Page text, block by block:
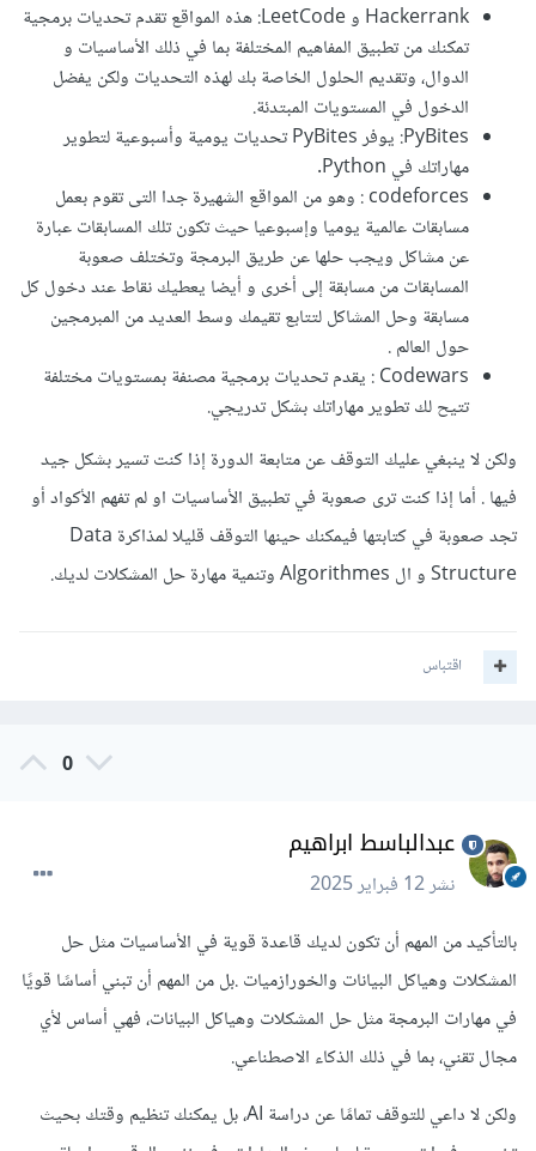
Hackerrank و LeetCode: هذه المواقع تقدم تحديات برمجية
تمكنك من تطبيق المفاهيم المختلفة بما في ذلك الأساسيات و
الدوال، وتقديم الحلول الخاصة بك لهذه التحديات ولكن يفضل
الدخول في المستويات المبتدئة.
PyBites: يوفر PyBites تحديات يومية وأسبوعية لتطوير
مهاراتك في Python.
codeforces : وهو من المواقع الشهيرة جدا التى تقوم بعمل
مسابقات عالمية يوميا وإسبوعيا حيث تكون تلك المسابقات عبارة
عن مشاكل ويجب حلها عن طريق البرمجة وتختلف صعوبة
المسابقات من مسابقة إلى أخرى و أيضا يعطيك نقاط عند دخول كل
مسابقة وحل المشاكل لتتابع تقيمك وسط العديد من المبرمجين
حول العالم .
Codewars : يقدم تحديات برمجية مصنفة بمستويات مختلفة
تتيح لك تطوير مهاراتك بشكل تدريجي.
ولكن لا ينبغي عليك التوقف عن متابعة الدورة إذا كنت تسير بشكل جيد
فيها . أما إذا كنت ترى صعوبة في تطبيق الأساسيات او لم تفهم الأكواد أو
تجد صعوبة في كتابتها فيمكنك حينها التوقف قليلا لمذاكرة Data
Structure و ال Algorithmes وتنمية مهارة حل المشكلات لديك.
اقتباس
0
عبدالباسط ابراهيم
نشر12 فبراير 2025
بالتأكيد من المهم أن تكون لديك قاعدة قوية في الأساسيات مثل حل
المشكلات وهياكل البيانات والخورازميات .بل من المهم أن تبني أساسًا قويًا
في مهارات البرمجة مثل حل المشكلات وهياكل البيانات، فهي أساس لأي
مجال تقني، بما في ذلك الذكاء الاصطناعي.
ولكن لا داعي للتوقف تمامًا عن دراسة AI، بل يمكنك تنظيم وقتك بحيث